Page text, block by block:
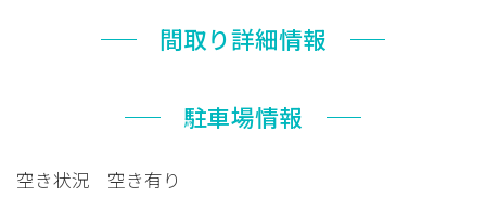
間取り詳細情報
駐車場情報
空き状況
空き有り